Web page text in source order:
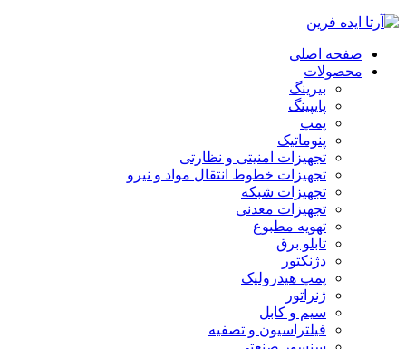
صفحه اصلی
محصولات
بیرینگ
پایپینگ
پمپ
پنوماتیک
تجهیزات امنیتی و نظارتی
تجهیزات خطوط انتقال مواد و نیرو
تجهیزات شبکه
تجهیزات معدنی
تهویه مطبوع
تابلو برق
دژنکتور
پمپ هیدرولیک
ژنراتور
سیم و کابل
فیلتراسیون و تصفیه